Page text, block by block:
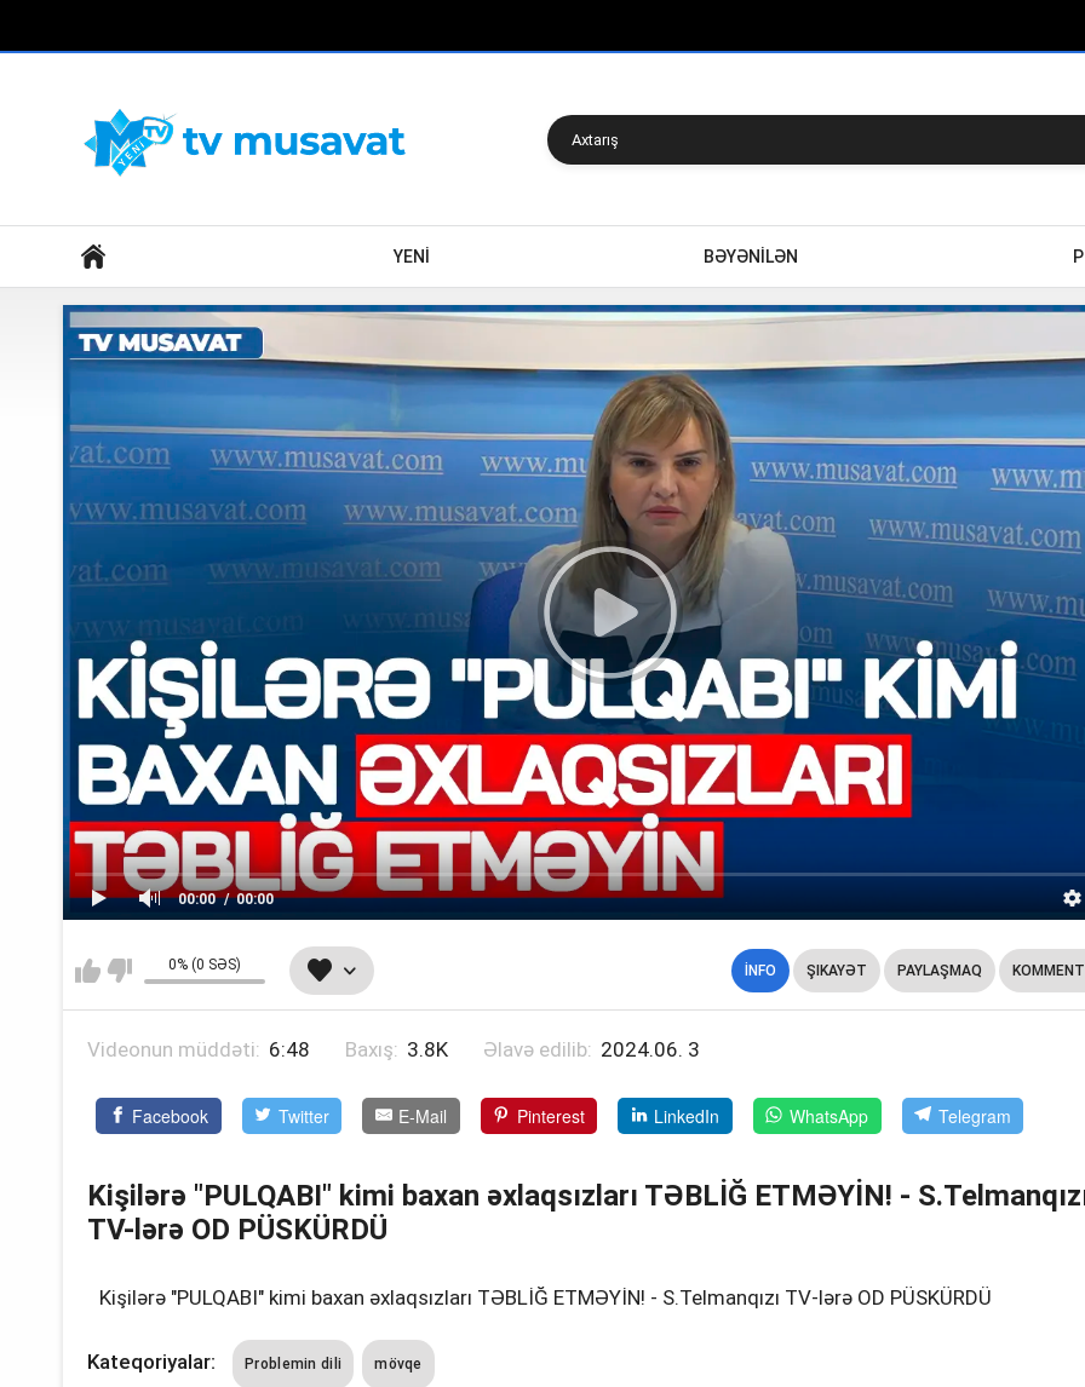
YENİ BƏYƏNİLƏN
00:00 00:00
0% (0 SƏS) İNFO ŞIKAYƏT PAYLAŞMAQ
Videonun müddəti: 6:48 Baxış: 3.8K Əlavə edilib: 2024.06. 3
Facebook Twitter E-Mail Pinterest LinkedIn WhatsApp Telegram
Kişilərə "PULQABI" kimi baxan əxlaqsızları TƏBLİĞ ETMƏYİN! -
TV-lərə OD PÜSKÜRDÜ
Kişilərə "PULQABI" kimi baxan əxlaqsızları TƏBLİĞ ETMƏYİN! - S.Telmanqızı TV-lərə OD PÜSKÜRDÜ
Kateqoriyalar: Problemin dili mövqe